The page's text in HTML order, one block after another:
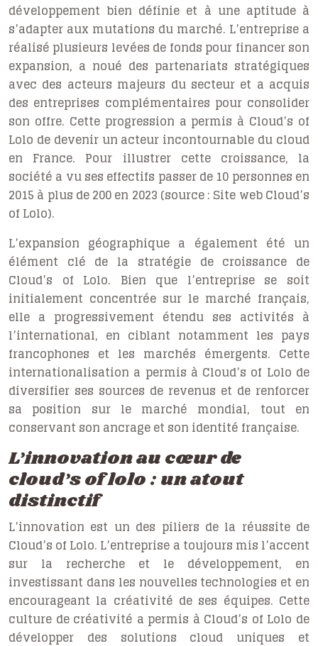
développement bien définie et à une aptitude à
s’adapter aux mutations du marché. L’entreprise a
réalisé plusieurs levées de fonds pour financer son
expansion, a noué des partenariats stratégiques
avec des acteurs majeurs du secteur et a acquis
des entreprises complémentaires pour consolider
son offre. Cette progression a permis à Cloud’s of
Lolo de devenir un acteur incontournable du cloud
en France. Pour illustrer cette croissance, la
société a vu ses effectifs passer de 10 personnes en
2015 à plus de 200 en 2023 (source : Site web Cloud’s
of Lolo).
L’expansion géographique a également été un
élément clé de la stratégie de croissance de
Cloud’s of Lolo. Bien que l’entreprise se soit
initialement concentrée sur le marché français,
elle a progressivement étendu ses activités à
l’international, en ciblant notamment les pays
francophones et les marchés émergents. Cette
internationalisation a permis à Cloud’s of Lolo de
diversifier ses sources de revenus et de renforcer
sa position sur le marché mondial, tout en
conservant son ancrage et son identité française.
L’innovation au cœur de
cloud’s of lolo : un atout
distinctif
L’innovation est un des piliers de la réussite de
Cloud’s of Lolo. L’entreprise a toujours mis l’accent
sur la recherche et le développement, en
investissant dans les nouvelles technologies et en
encourageant la créativité de ses équipes. Cette
culture de créativité a permis à Cloud’s of Lolo de
développer des solutions cloud uniques et